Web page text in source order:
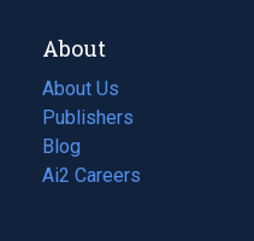
About
About Us
Publishers
Blog
(opens
in
Ai2 Careers
(opens